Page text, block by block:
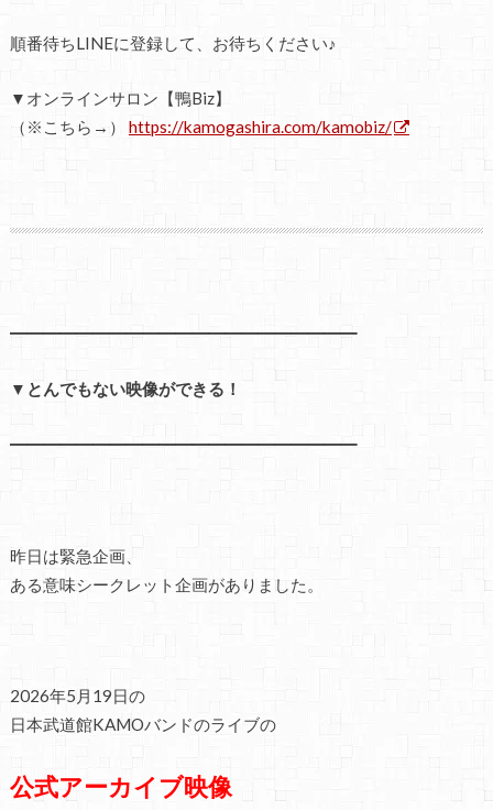
順番待ちLINEに登録して、お待ちください♪
▼オンラインサロン【鴨Biz】
（※こちら→） https://kamogashira.com/kamobiz/
━━━━━━━━━━━━━━━━━━━━━
▼とんでもない映像ができる！
━━━━━━━━━━━━━━━━━━━━━
昨日は緊急企画、
ある意味シークレット企画がありました。
2026年5月19日の
日本武道館KAMOバンドのライブの
公式アーカイブ映像